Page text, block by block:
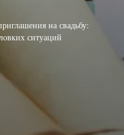
на свадьбу:
ситуаций